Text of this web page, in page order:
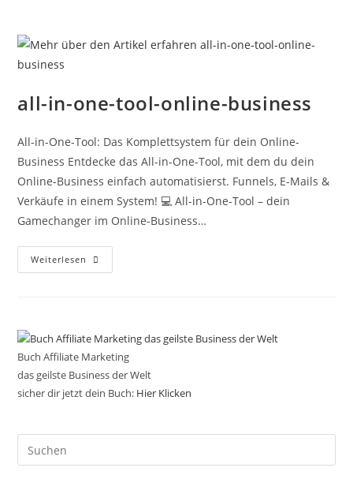
all-in-one-tool-online-business
All-in-One-Tool: Das Komplettsystem für dein Online-
Business Entdecke das All-in-One-Tool, mit dem du dein
Online-Business einfach automatisierst. Funnels, E-Mails &
Verkäufe in einem System! 💻 All-in-One-Tool – dein
Gamechanger im Online-Business…
Weiterlesen All-
In-
Buch Affiliate Marketing
das geilste Business der Welt
sicher dir jetzt dein Buch: Hier Klicken